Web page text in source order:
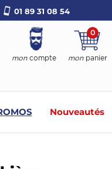
01 89 31 08 54
mon compte mon panier
0
Nouveautés